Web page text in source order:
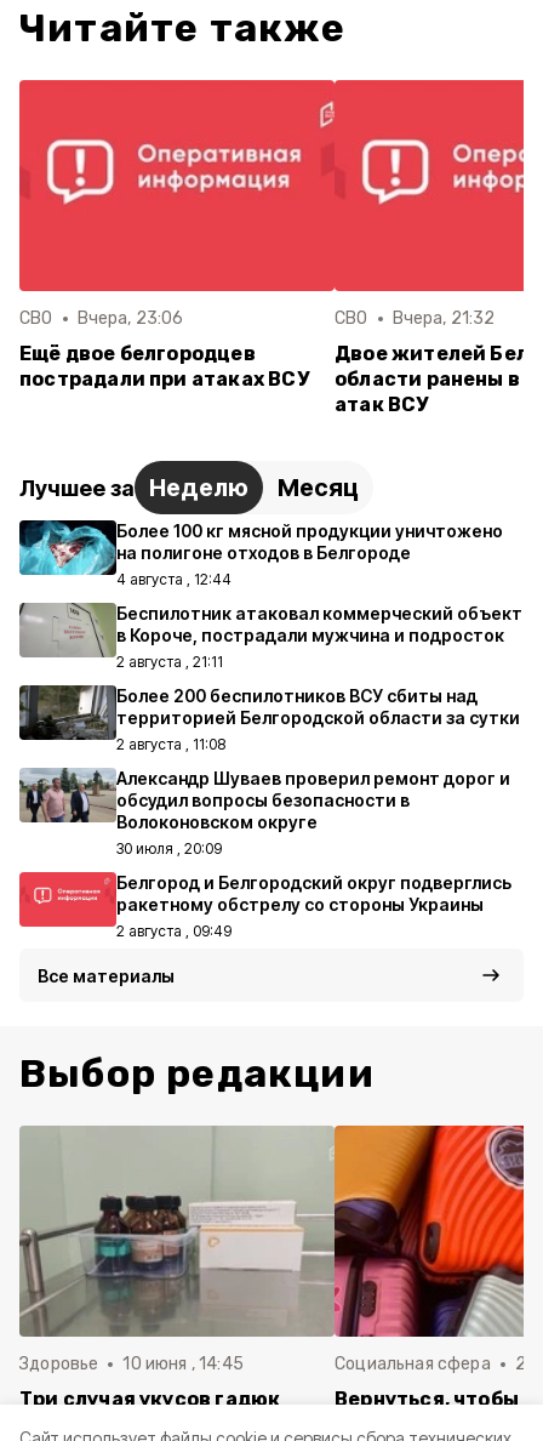
Читайте также
СВО Вчера, 23:06
Ещё двое белгородцев
пострадали при атаках ВСУ
СВО Вчера, 21:32
Двое жителей
области ранены в
атак ВСУ
Лучшее за Неделю Месяц
Более 100 кг мясной продукции уничтожено
на полигоне отходов в Белгороде
4 августа , 12:44
Беспилотник атаковал коммерческий объект
в Короче, пострадали мужчина и подросток
2 августа , 21:11
Более 200 беспилотников ВСУ сбиты над
территорией Белгородской области за сутки
2 августа , 11:08
Александр Шуваев проверил ремонт дорог и
обсудил вопросы безопасности в
Волоконовском округе
30 июля , 20:09
Белгород и Белгородский округ подверглись
ракетному обстрелу со стороны Украины
2 августа , 09:49
Все материалы
Выбор редакции
Здоровье 10 июня , 14:45
Три случая укусов гадюк
Социальная сфера 20
Вернуться, чтобы